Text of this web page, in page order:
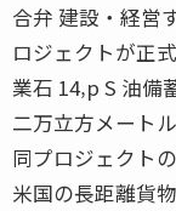
合弁 建設・経営
ロジェクトが正
業石 14‚p S 油
二万立方メート
同プロジェクト
米国の長距離貨